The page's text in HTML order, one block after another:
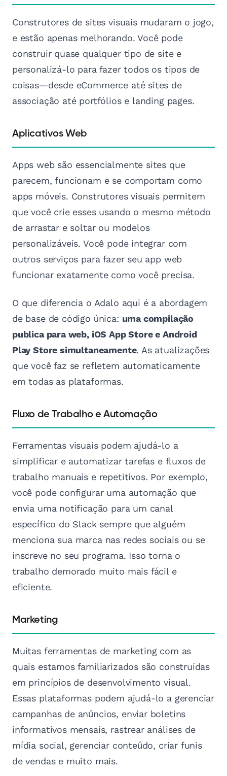
Construtores de sites visuais mudaram o jogo,
e estão apenas melhorando. Você pode
construir quase qualquer tipo de site e
personalizá-lo para fazer todos os tipos de
coisas—desde eCommerce até sites de
associação até portfólios e landing pages.
Aplicativos Web
Apps web são essencialmente sites que
parecem, funcionam e se comportam como
apps móveis. Construtores visuais permitem
que você crie esses usando o mesmo método
de arrastar e soltar ou modelos
personalizáveis. Você pode integrar com
outros serviços para fazer seu app web
funcionar exatamente como você precisa.
O que diferencia o Adalo aqui é a abordagem
de base de código única: uma compilação
publica para web, iOS App Store e Android
Play Store simultaneamente. As atualizações
que você faz se refletem automaticamente
em todas as plataformas.
Fluxo de Trabalho e Automação
Ferramentas visuais podem ajudá-lo a
simplificar e automatizar tarefas e fluxos de
trabalho manuais e repetitivos. Por exemplo,
você pode configurar uma automação que
envia uma notificação para um canal
específico do Slack sempre que alguém
menciona sua marca nas redes sociais ou se
inscreve no seu programa. Isso torna o
trabalho demorado muito mais fácil e
eficiente.
Marketing
Muitas ferramentas de marketing com as
quais estamos familiarizados são construídas
em princípios de desenvolvimento visual.
Essas plataformas podem ajudá-lo a gerenciar
campanhas de anúncios, enviar boletins
informativos mensais, rastrear análises de
mídia social, gerenciar conteúdo, criar funis
de vendas e muito mais.